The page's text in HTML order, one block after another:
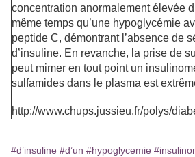
concentration anormalement élevée
même temps qu’une hypoglycémie
peptide C, démontrant l’absence de
d’insuline. En revanche, la prise de
peut mimer en tout point un
sulfamides dans le plasma est
http://www.chups.jussieu.fr/polys/
#d’insuline #d’un #hypoglycemie